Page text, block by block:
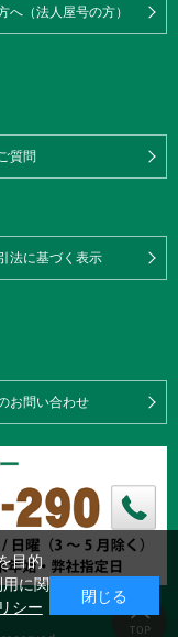
へ（法人屋号の方）
質問
法に基づく表示
お問い合わせ
目的
に関
シー
閉じる